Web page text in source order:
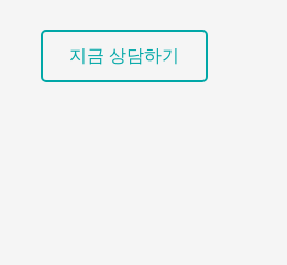
지금 상담하기